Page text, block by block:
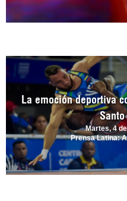
La emoción deportiva
Martes, 4
Prensa Latina: